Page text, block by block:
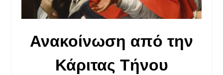
Ανακοίνωση από την
Κάριτας Τήνου